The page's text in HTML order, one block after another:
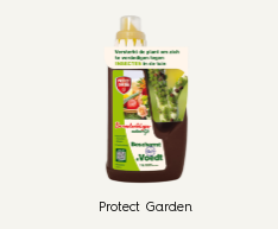
Protect Garden